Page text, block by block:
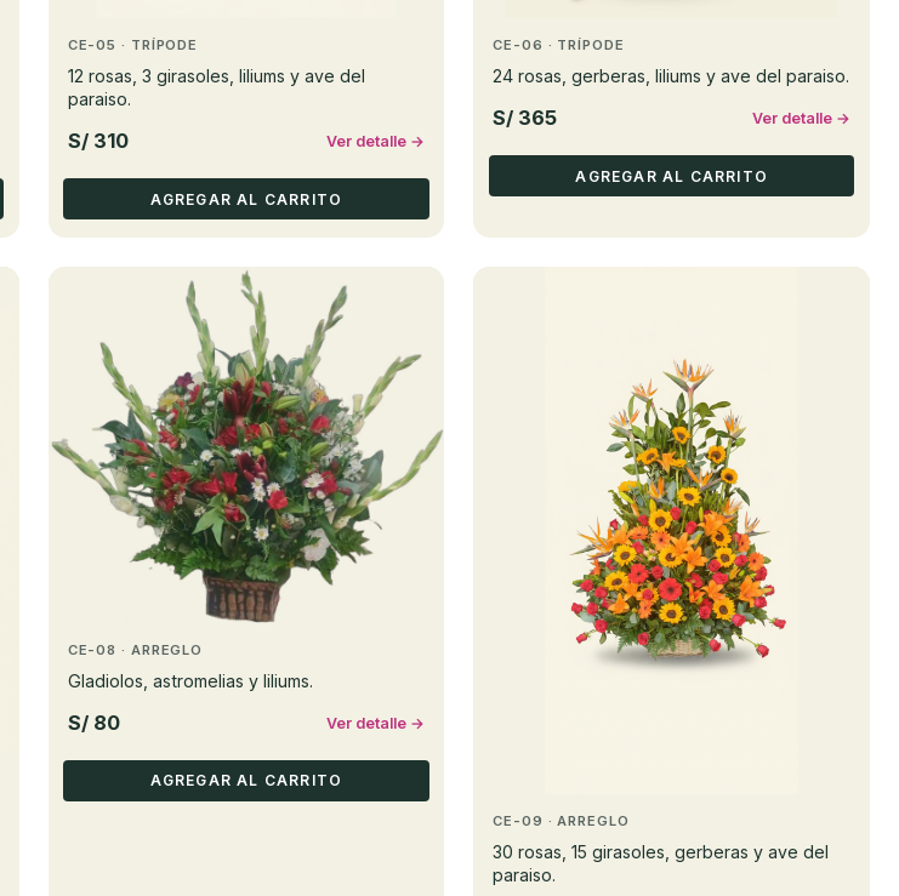
CE-05 · TRÍPODE
12 rosas, 3 girasoles, liliums y ave del
paraiso.
S/ 310 Ver detalle →
AGREGAR AL CARRITO
CE-06 · TRÍPODE
24 rosas, gerberas, liliums y ave del paraiso.
S/ 365 Ver detalle →
AGREGAR AL CARRITO
CE-08 · ARREGLO
Gladiolos, astromelias y liliums.
S/ 80 Ver detalle →
AGREGAR AL CARRITO
CE-09 · ARREGLO
30 rosas, 15 girasoles, gerberas y ave del
paraiso.